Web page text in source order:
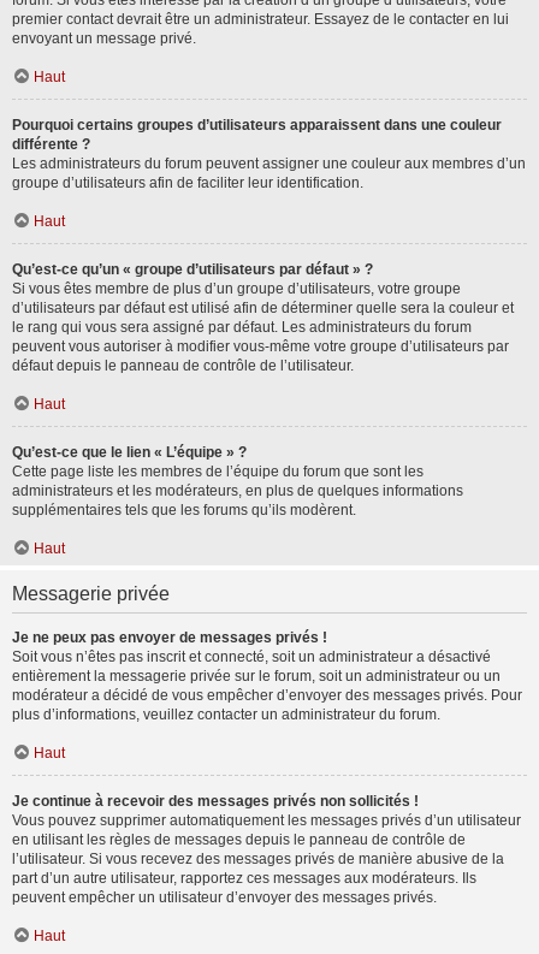
premier contact devrait être un administrateur. Essayez de le contacter en lui
envoyant un message privé.
Haut
Pourquoi certains groupes d’utilisateurs apparaissent dans une couleur
différente ?
Les administrateurs du forum peuvent assigner une couleur aux membres d’un
groupe d’utilisateurs afin de faciliter leur identification.
Haut
Qu’est-ce qu’un « groupe d’utilisateurs par défaut » ?
Si vous êtes membre de plus d’un groupe d’utilisateurs, votre groupe
d’utilisateurs par défaut est utilisé afin de déterminer quelle sera la couleur et
le rang qui vous sera assigné par défaut. Les administrateurs du forum
peuvent vous autoriser à modifier vous-même votre groupe d’utilisateurs par
défaut depuis le panneau de contrôle de l’utilisateur.
Haut
Qu’est-ce que le lien « L’équipe » ?
Cette page liste les membres de l’équipe du forum que sont les
administrateurs et les modérateurs, en plus de quelques informations
supplémentaires tels que les forums qu’ils modèrent.
Haut
Messagerie privée
Je ne peux pas envoyer de messages privés !
Soit vous n’êtes pas inscrit et connecté, soit un administrateur a désactivé
entièrement la messagerie privée sur le forum, soit un administrateur ou un
modérateur a décidé de vous empêcher d’envoyer des messages privés. Pour
plus d’informations, veuillez contacter un administrateur du forum.
Haut
Je continue à recevoir des messages privés non sollicités !
Vous pouvez supprimer automatiquement les messages privés d’un utilisateur
en utilisant les règles de messages depuis le panneau de contrôle de
l’utilisateur. Si vous recevez des messages privés de manière abusive de la
part d’un autre utilisateur, rapportez ces messages aux modérateurs. Ils
peuvent empêcher un utilisateur d’envoyer des messages privés.
Haut